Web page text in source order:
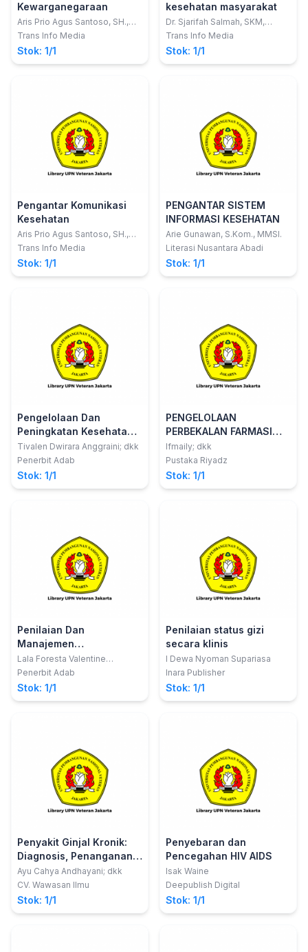
Kewarganegaraan
Aris Prio Agus Santoso, SH.,
MH.
Trans Info Media
Stok: 1/1
kesehatan masyarakat
Dr. Sjarifah Salmah, SKM,
M.Kes
Trans Info Media
Stok: 1/1
Pengantar Komunikasi
Kesehatan
Aris Prio Agus Santoso, SH.,
MH.Kes.; Tatiana Siska
Trans Info Media
Stok: 1/1
PENGANTAR SISTEM
INFORMASI KESEHATAN
Arie Gunawan, S.Kom., MMSI.
Literasi Nusantara Abadi
Stok: 1/1
Pengelolaan Dan
Peningkatan Kesehatan
Lanjut Usia
Tivalen Dwirara Anggraini; dkk
Penerbit Adab
Stok: 1/1
PENGELOLAAN
PERBEKALAN FARMASI
DARI PERSPEKTIF
FARMAKOEKONOMI Jilid 2
Ifmaily; dkk
Pustaka Riyadz
Stok: 1/1
Penilaian Dan
Manajemen
Permasalahan Gizi Balita
Lala Foresta Valentine
Gunasari; dkk
Penerbit Adab
Stok: 1/1
Penilaian status gizi
secara klinis
I Dewa Nyoman Supariasa
Inara Publisher
Stok: 1/1
Penyakit Ginjal Kronik:
Diagnosis, Penanganan,
dan Pencegahan
Ayu Cahya Andhayani; dkk
CV. Wawasan Ilmu
Stok: 1/1
Penyebaran dan
Pencegahan HIV AIDS
Isak Waine
Deepublish Digital
Stok: 1/1